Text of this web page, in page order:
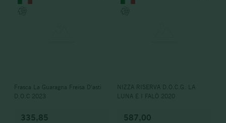
Frasca La Guaragna Freisa D'asti
D.O.C 2023
335,85
NIZZA RISERVA D.O.C.G. LA
LUNA E I FALÒ 2020
587,00